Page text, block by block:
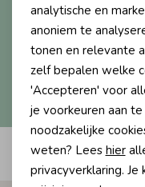
Rompers
Ondergoed
Regenkleding &-laarzen
Zomeraccessoires
Jumpsuits
Blouses
Blazers & Gilets
Leggings
Winteraccessoires
Hoe we met je data
privacyverklaring.
Marketing
analytische en
anoniem te
tonen en relevante
zelf bepalen welke
'Accepteren' voor
je voorkeuren aan
noodzakelijke
weten? Lees hier
privacyverklaring.